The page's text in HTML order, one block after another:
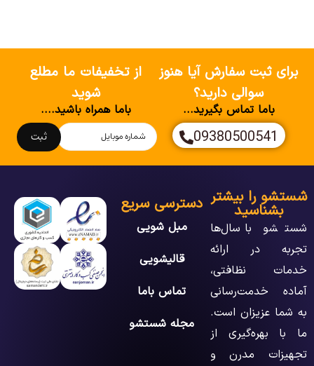
برای ثبت سفارش آیا هنوز
سوالی دارید؟
باما تماس بگیرید...
09380500541
از تخفیفات ما مطلع
شوید
باما همراه باشید....
ثبت
شستشو را بیشتر
بشناسید
شستشو با سال‌ها
تجربه در ارائه
خدمات نظافتی،
آماده خدمت‌رسانی
به شما عزیزان است.
ما با بهره‌گیری از
تجهیزات مدرن و
دسترسی سریع
مبل شویی
قالیشویی
تماس باما
مجله شستشو